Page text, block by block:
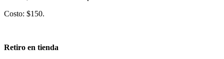
Costo: $150.
Retiro en tienda